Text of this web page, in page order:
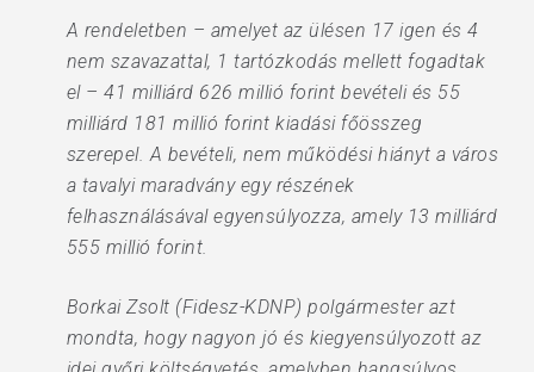
A rendeletben – amelyet az ülésen 17 igen és 4
nem szavazattal, 1 tartózkodás mellett fogadtak
el – 41 milliárd 626 millió forint bevételi és 55
milliárd 181 millió forint kiadási főösszeg
szerepel. A bevételi, nem működési hiányt a város
a tavalyi maradvány egy részének
felhasználásával egyensúlyozza, amely 13 milliárd
555 millió forint.
Borkai Zsolt (Fidesz-KDNP) polgármester azt
mondta, hogy nagyon jó és kiegyensúlyozott az